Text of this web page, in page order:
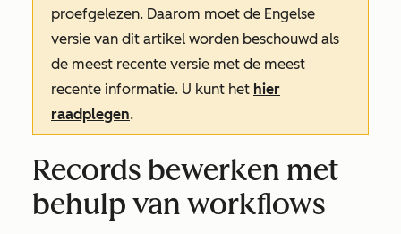
proefgelezen. Daarom moet de Engelse
versie van dit artikel worden beschouwd als
de meest recente versie met de meest
recente informatie. U kunt het hier
raadplegen.
Records bewerken met
behulp van workflows